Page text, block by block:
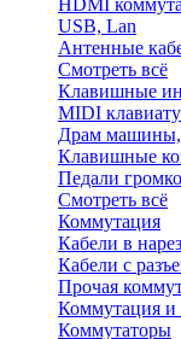
HDMI
USB, Lan
Антенные
Смотреть всё
Клавишные
MIDI
Драм машины,
Клавишные
Педали
Смотреть всё
Коммутация
Кабели в
Кабели с
Прочая
Коммутация и
Коммутаторы